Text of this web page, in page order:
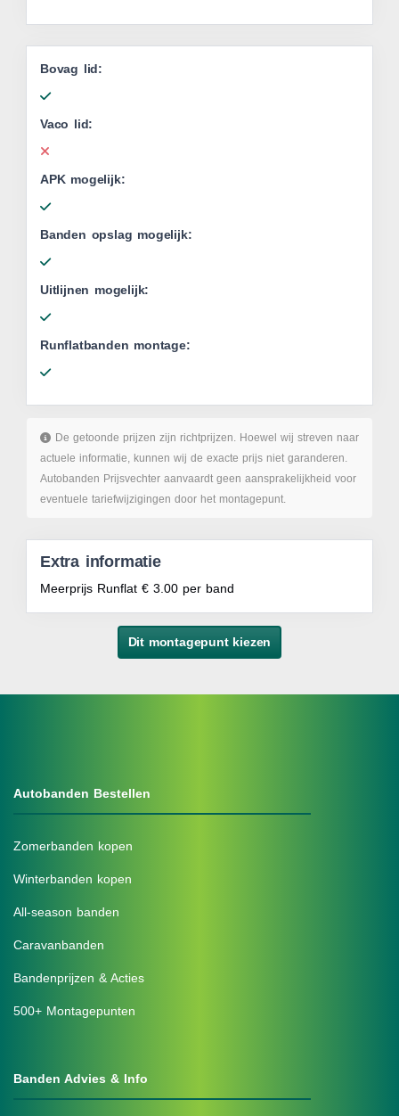
Bovag lid:
Vaco lid:
APK mogelijk:
Banden opslag mogelijk:
Uitlijnen mogelijk:
Runflatbanden montage:
De getoonde prijzen zijn richtprijzen. Hoewel wij streven naar
actuele informatie, kunnen wij de exacte prijs niet garanderen.
Autobanden Prijsvechter aanvaardt geen aansprakelijkheid voor
eventuele tariefwijzigingen door het montagepunt.
Extra informatie
Meerprijs Runflat € 3.00 per band
Dit montagepunt kiezen
Autobanden Bestellen
Zomerbanden kopen
Winterbanden kopen
All-season banden
Caravanbanden
Bandenprijzen & Acties
500+ Montagepunten
Banden Advies & Info